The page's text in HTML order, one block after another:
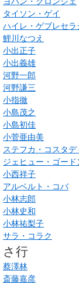
タイソン・ゲイ
ハイレ・ゲブレセラ
鯉川なつえ
小出正子
小出義雄
河野一郎
河野謙三
小指徹
小島茂之
小島初佳
小菅亜由美
ステフカ・コスタデ
ジェヒュー・ゴード
小西祥子
アルベルト・コバ
小林志郎
小林史和
小林祐梨子
サラ・コラク
さ行
蔡澤林
斎藤嘉彦